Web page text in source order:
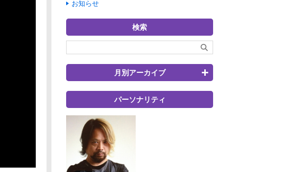
お知らせ
検索
月別アーカイブ
パーソナリティ